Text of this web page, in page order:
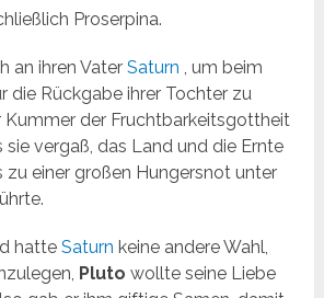
Proserpina.
an ihren VaterSaturn , um beim
die Rückgabe ihrer Tochter zu
Kummer der Fruchtbarkeitsgottheit
sie vergaß, das Land und die Ernte
zu einer großen Hungersnot unter
hatteSaturn keine andere Wahl,
Pluto wollte seine Liebe